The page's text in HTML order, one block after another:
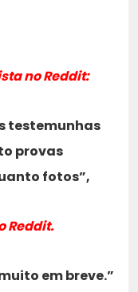
no Reddit:
testemunhas
provas
fotos”,
Reddit.
em breve.”